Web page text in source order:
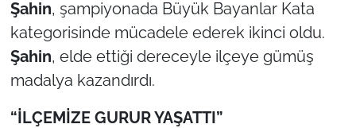
Şahin, şampiyonada Büyük Bayanlar Kata
kategorisinde mücadele ederek ikinci oldu.
Şahin, elde ettiği dereceyle ilçeye gümüş
madalya kazandırdı.
“İLÇEMİZE GURUR YAŞATTI”
Bilim Teknoloji
English News
Canlı Maç